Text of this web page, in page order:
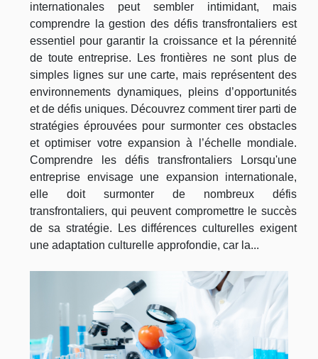
internationales peut sembler intimidant, mais
comprendre la gestion des défis transfrontaliers est
essentiel pour garantir la croissance et la pérennité
de toute entreprise. Les frontières ne sont plus de
simples lignes sur une carte, mais représentent des
environnements dynamiques, pleins d’opportunités
et de défis uniques. Découvrez comment tirer parti de
stratégies éprouvées pour surmonter ces obstacles
et optimiser votre expansion à l’échelle mondiale.
Comprendre les défis transfrontaliers Lorsqu'une
entreprise envisage une expansion internationale,
elle doit surmonter de nombreux défis
transfrontaliers, qui peuvent compromettre le succès
de sa stratégie. Les différences culturelles exigent
une adaptation culturelle approfondie, car la...